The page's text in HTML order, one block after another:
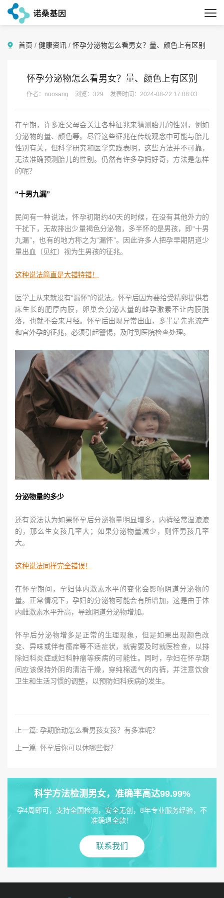
首页 / 健康资讯 / 怀孕分泌物怎么看男女？量、颜色上有区别
怀孕分泌物怎么看男女？量、颜色上有区别
作者：nuosang 浏览：329 发表时间：2024-08-22 17:08:03
在孕期，许多准父母会关注各种征兆来猜测胎儿的性别，例如
分泌物的量、颜色等。尽管这些征兆在传统观念中可能与胎儿
性别有关，但科学研究和医学实践表明，这些方法并不可靠，
无法准确预测胎儿的性别。仍然有许多孕妈好奇，方法是怎样
的呢？
“十男九漏”
民间有一种说法，怀孕初期约40天的时候，在没有其他外力的
干扰下，无故排出少量褐色分泌物，多半怀的是男孩，即“十男
九漏”，也有的地方称之为“漏怀”。因此许多人把孕早期阴道少
量出血（见红）视为生男孩的征兆。
这种说法简直是大错特错！
医学上从来就没有“漏怀”的说法。怀孕后因为要给受精卵提供着
床生长的肥厚内膜，卵巢会分泌大量的雌孕激素不让内膜脱
落，也就不会来月经。怀孕后出现异常出血，多半是先兆流产
和宫外孕的征兆，必须引起警惕，及时到医院检查处理。
分泌物量的多少
还有说法认为如果怀孕后分泌物量明显增多，内裤经常湿漉漉
的，那么生女孩几率大；如果分泌物量减少，则怀男孩几率
大。
这种说法同样完全错误！
在怀孕期间，孕妇体内激素水平的变化会影响阴道分泌物的
量。正常情况下，孕妇的分泌物可能会有所增加，这是由于体
内雌激素水平升高，导致阴道分泌物增加。
怀孕后分泌物增多是正常的生理现象，但是如果出现颜色改
变、异味或伴有瘙痒等不适症状，就需要及时就医检查，以排
除妇科炎症或妇科肿瘤等疾病的可能性。同时，孕妇在怀孕期
间应该保持外阴的清洁干燥，穿纯棉透气的内裤，并注意饮食
卫生和生活习惯的调整，以预防妇科疾病的发生。
上一篇: 孕期胎动怎么看男孩女孩？有多准呢？
上一篇: 怀孕后你可以休哪些假？
科学方法检测男女，准确率高达99.99%
孕4周即可，支持全国检测，安全无创，8年专业服务经验，不
准确退全款！
联系我们